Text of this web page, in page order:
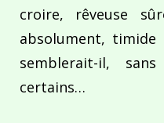
croire, rêveuse
absolument, timide
semblerait-il,
certains…